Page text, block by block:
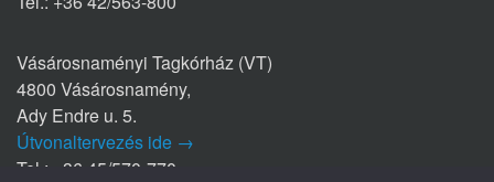
Vásárosnaményi Tagkórház (VT)
4800 Vásárosnamény,
Ady Endre u. 5.
Útvonaltervezés ide →
Tel.: +36 45/570-770